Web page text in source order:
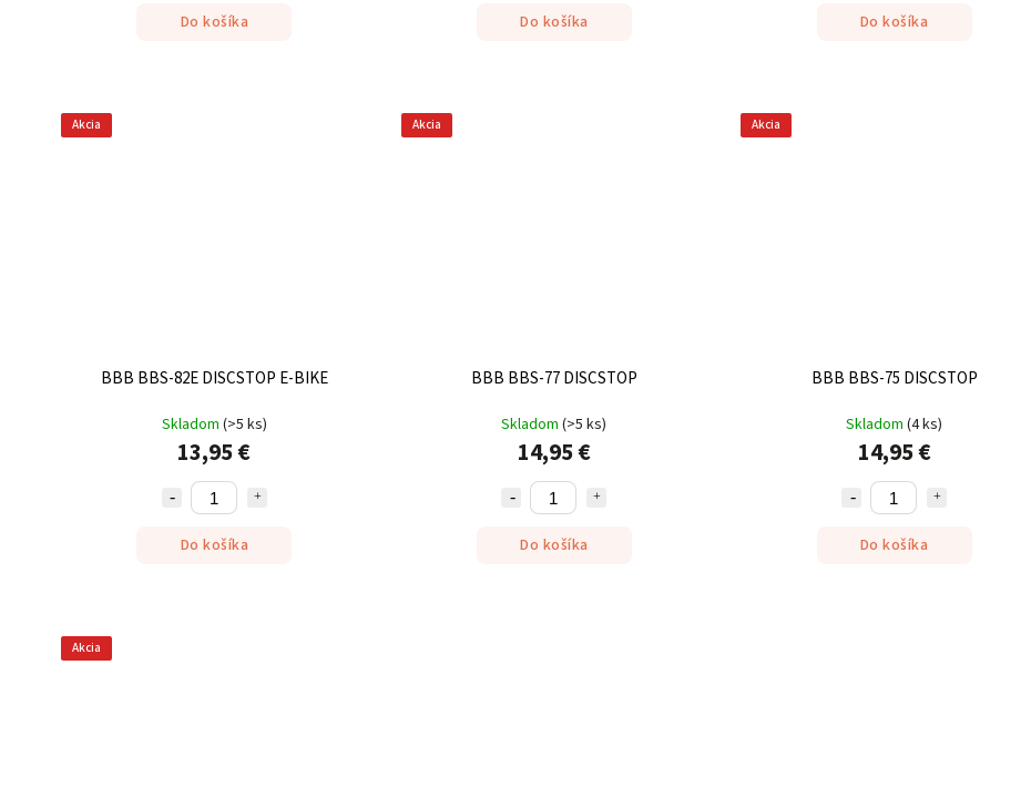
Do košíka Do košíka Do košíka
Akcia
BBB BBS-82E DISCSTOP E-BIKE
Skladom (>5 ks)
13,95 €
Do košíka
Akcia
BBB BBS-77 DISCSTOP
Skladom(>5 ks)
14,95 €
Do košíka
Akcia
BBB BBS-75 DISCSTOP
Skladom(4 ks)
14,95 €
Do košíka
Akcia